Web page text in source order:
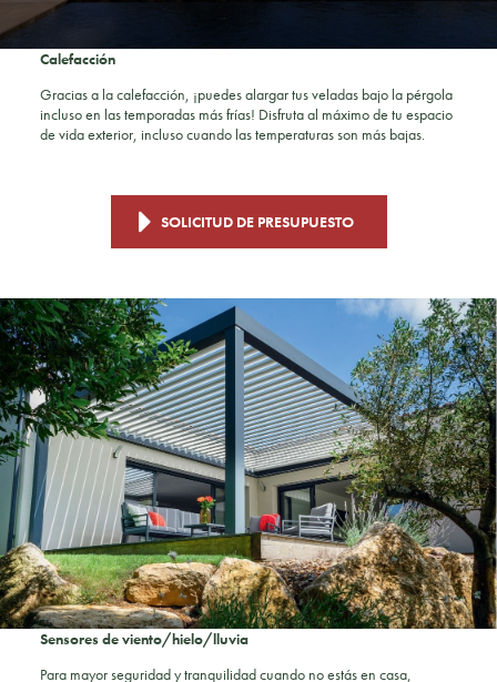
Calefacción
Gracias a la calefacción, ¡puedes alargar tus veladas bajo la pérgola
incluso en las temporadas más frías! Disfruta al máximo de tu espacio
de vida exterior, incluso cuando las temperaturas son más bajas.
SOLICITUD DE PRESUPUESTO
Sensores de viento/hielo/lluvia
Para mayor seguridad y tranquilidad cuando no estás en casa,